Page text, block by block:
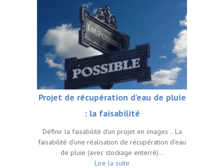
Projet de récupération d’eau de pluie
: la faisabilité
Définir la faisabilité d'un projet en images .. La
faisabilité d'une réalisation de récupération d'eau
de pluie (avec stockage enterré)…
Lire la suite